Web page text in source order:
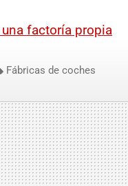
factoría propia
Fábricas de coches